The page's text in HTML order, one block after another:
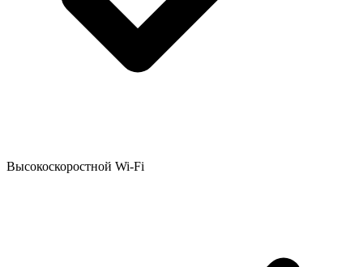
Высокоскоростной Wi-Fi